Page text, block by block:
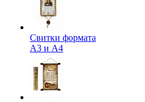
Свитки формата
А3 и А4